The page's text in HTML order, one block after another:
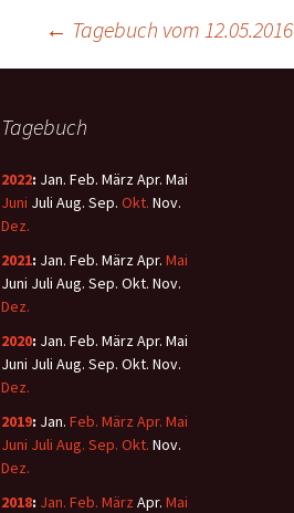
← Tagebuch vom 12.05.2016
Tagebuch
2022: Jan. Feb. MärzApr. Mai
Juni Juli Aug. Sep. Okt. Nov.
Dez.
2021: Jan. Feb. MärzApr. Mai
Juni Juli Aug. Sep. Okt. Nov.
Dez.
2020: Jan. Feb. MärzApr. Mai
Juni Juli Aug. Sep. Okt. Nov.
Dez.
2019: Jan. Feb. März Apr. Mai
Juni Juli Aug. Sep. Okt. Nov.
Dez.
2018: Jan. Feb. März Apr. Mai